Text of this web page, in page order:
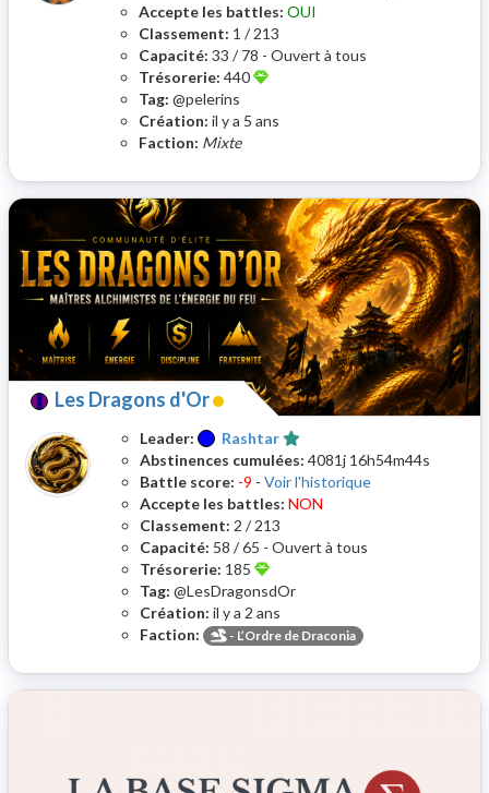
Accepte les battles: OUI
Classement: 1 / 213
Capacité: 33 / 78 - Ouvert à tous
Trésorerie: 440
Tag: @pelerins
Création: il y a 5 ans
Faction: Mixte
Les Dragons d'Or
Leader:
Rashtar
Abstinences cumulées: 4081j 16h54m44s
Battle score: -9 - Voir l'historique
Accepte les battles: NON
Classement: 2 / 213
Capacité: 58 / 65 - Ouvert à tous
Trésorerie: 185
Tag: @LesDragonsdOr
Création: il y a 2 ans
Faction:
- L’Ordre de Draconia